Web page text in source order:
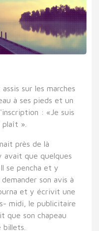
sur les marches
à ses pieds et un
: «Je suis
».
près de là
avait que quelques
se pencha et y
son avis à
et y écrivit une
midi, le publicitaire
que son chapeau